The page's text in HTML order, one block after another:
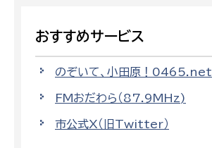
おすすめサービス
のぞいて、小田原！0465.net
FMおだわら（87.9MHz)
市公式X（旧Twitter）